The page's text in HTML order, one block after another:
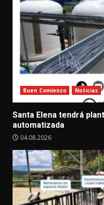
Buen Comienzo Noticias
Santa Elena tendrá
automatizada
04.08.2026